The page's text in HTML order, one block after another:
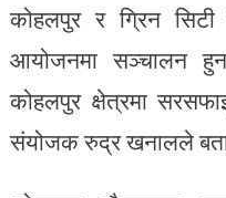
कोहलपुर र ग्रिन
आयोजनमा सञ्चालन
कोहलपुर क्षेत्रमा
संयोजक रुद्र खनालले